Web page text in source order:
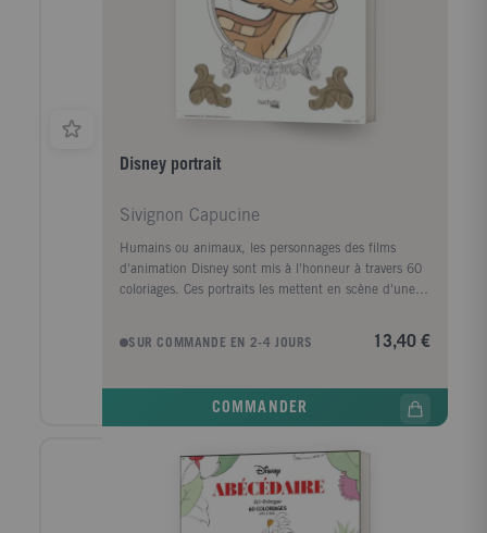
Disney portrait
Sivignon Capucine
Humains ou animaux, les personnages des films
d'animation Disney sont mis à l'honneur à travers 60
coloriages. Ces portraits les mettent en scène d'une
SUR COMMANDE EN 2-4 JOURS 13,40 €
COMMANDER